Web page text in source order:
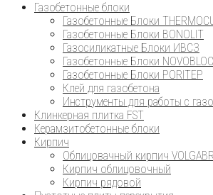
Газобетонные блоки
Газобетонные Блоки
Газобетонные Блоки BONOLIT
Газосиликатные Блоки ИВСЗ
Газобетонные Блоки
Газобетонные Блоки PORITEP
Клей для газобетона
Инструменты для работы с
Клинкерная плитка FST
Керамзитобетонные блоки
Кирпич
Облицовачный кирпич
Кирпич облицовочный
Кирпич рядовой